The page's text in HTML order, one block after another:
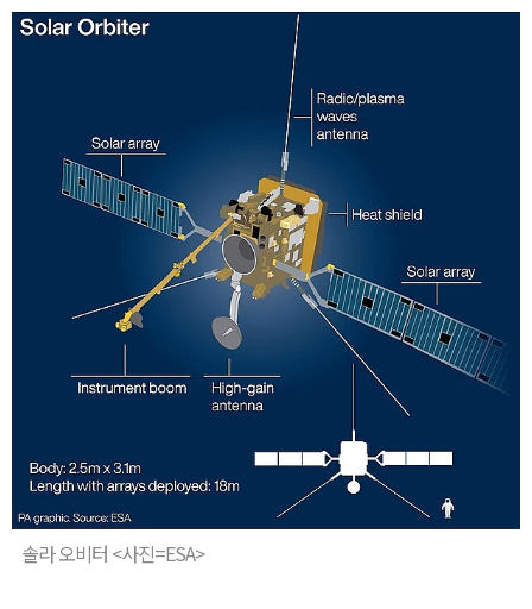
솔라 오비터 <사진=ESA>